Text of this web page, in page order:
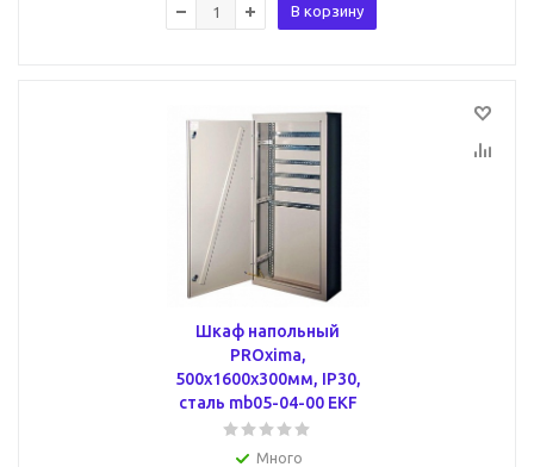
В корзину
Шкаф напольный
PROxima,
500x1600x300мм, IP30,
сталь mb05-04-00 EKF
Много